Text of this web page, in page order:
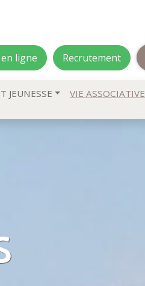
ligne Recrutement
JEUNESSE VIE ASSOCIATIVE